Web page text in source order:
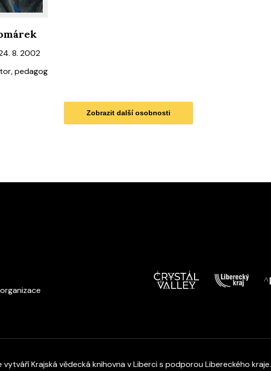
8. 2002
pedagog
Zobrazit další osobnosti
vytváříKrajská vědecká knihovna v Liberci s podporou Libereckého kraje.